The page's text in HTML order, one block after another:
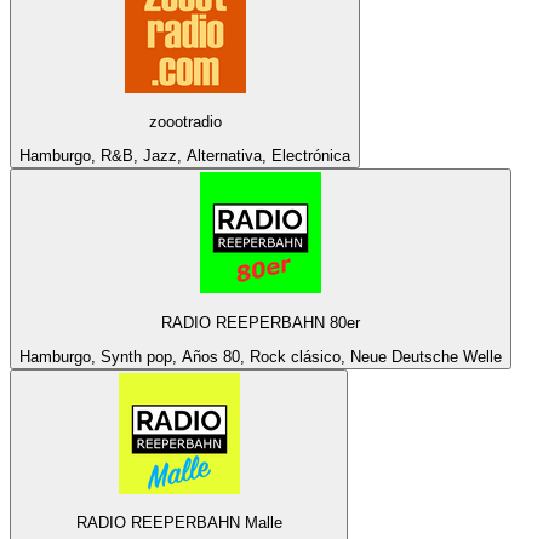
zoootradio
Hamburgo, R&B, Jazz, Alternativa, Electrónica
RADIO REEPERBAHN 80er
Hamburgo, Synth pop, Años 80, Rock clásico, Neue Deutsche Welle
RADIO REEPERBAHN Malle